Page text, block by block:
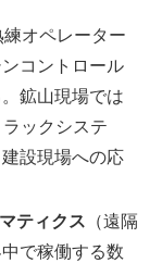
練オペレーター
コントロール
鉱山現場では
ックシステ
設現場への応
ティクス （遠隔
で稼働する数